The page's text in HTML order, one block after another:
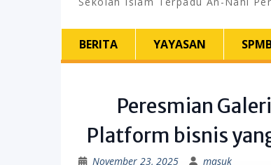
BERITA YAYASAN
Peresmian
Platform bisnis
November 23, 2025 masuk